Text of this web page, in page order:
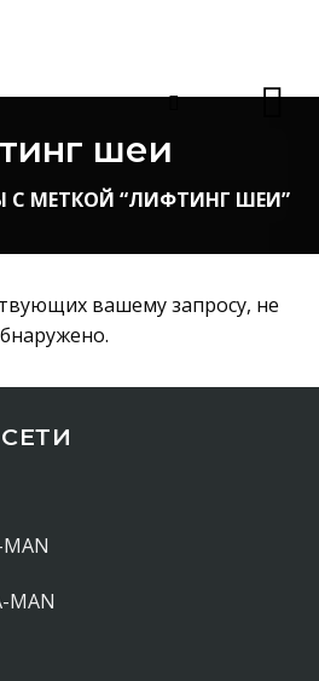
шеи
С МЕТКОЙ “ЛИФТИНГ ШЕИ”
вашему запросу, не
MAN